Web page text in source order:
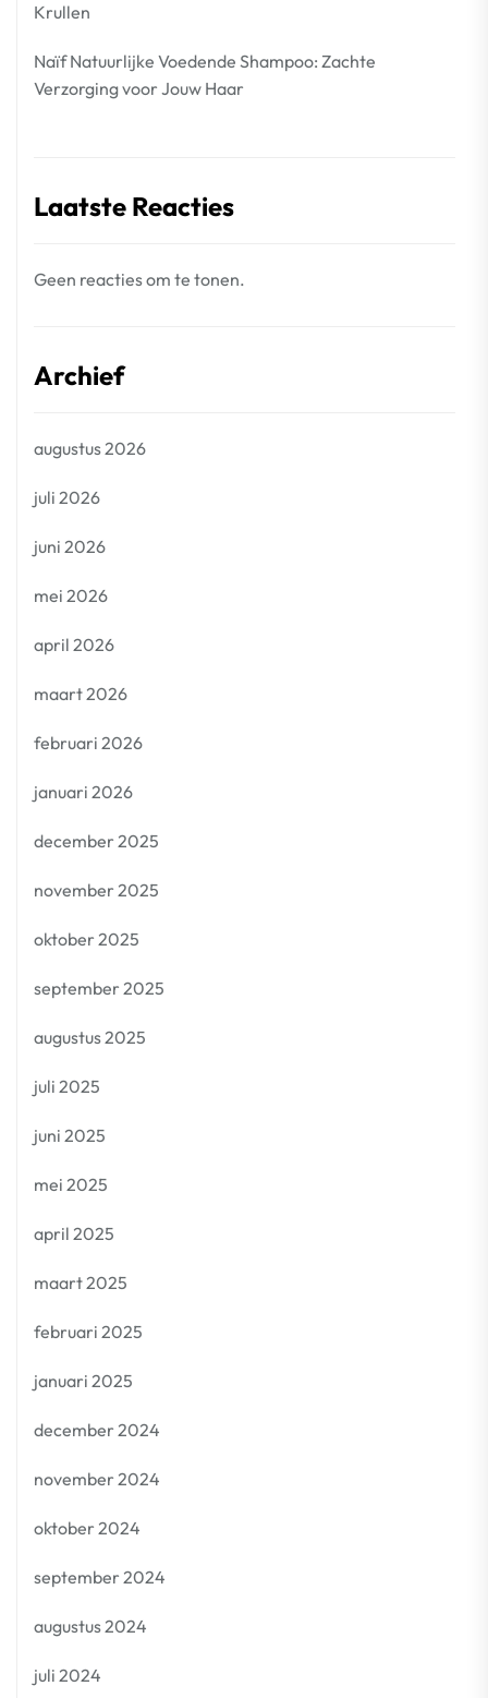
Krullen
Naïf Natuurlijke Voedende Shampoo: Zachte
Verzorging voor Jouw Haar
Laatste Reacties
Geen reacties om te tonen.
Archief
augustus 2026
juli 2026
juni 2026
mei 2026
april 2026
maart 2026
februari 2026
januari 2026
december 2025
november 2025
oktober 2025
september 2025
augustus 2025
juli 2025
juni 2025
mei 2025
april 2025
maart 2025
februari 2025
januari 2025
december 2024
november 2024
oktober 2024
september 2024
augustus 2024
juli 2024